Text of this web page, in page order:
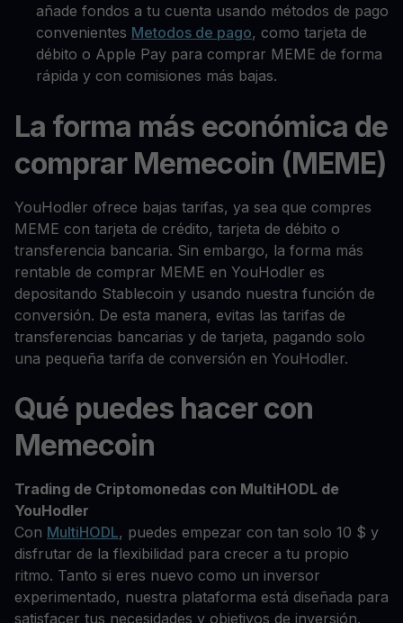
añade fondos a tu cuenta usando métodos de pago
convenientes Metodos de pago, como tarjeta de
débito o Apple Pay para comprar MEME de forma
rápida y con comisiones más bajas.
La forma más económica de
comprar Memecoin (MEME)
YouHodler ofrece bajas tarifas, ya sea que compres
MEME con tarjeta de crédito, tarjeta de débito o
transferencia bancaria. Sin embargo, la forma más
rentable de comprar MEME en YouHodler es
depositando Stablecoin y usando nuestra función de
conversión. De esta manera, evitas las tarifas de
transferencias bancarias y de tarjeta, pagando solo
una pequeña tarifa de conversión en YouHodler.
Qué puedes hacer con
Memecoin
Trading de Criptomonedas con MultiHODL de
YouHodler
Con MultiHODL, puedes empezar con tan solo 10 $ y
disfrutar de la flexibilidad para crecer a tu propio
ritmo. Tanto si eres nuevo como un inversor
experimentado, nuestra plataforma está diseñada para
satisfacer tus necesidades y objetivos de inversión.